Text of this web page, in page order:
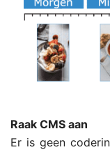
Raak CMS aan
Er is geen